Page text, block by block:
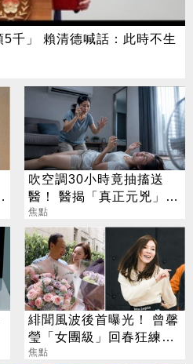
千」 賴清德喊話：此時不生
吹空調30小時竟抽搐送
醫！ 醫揭「真正元兇」：
不是冷氣
焦點
緋聞風波後首曝光！ 曾馨
瑩「女團級」回春狂練舞
郭董獨自公園散步
焦點